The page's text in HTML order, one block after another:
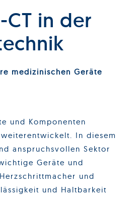
CT in der
medizinischen Geräte
und Komponenten
In diesem
anspruchsvollen Sektor
Geräte und
und
und Haltbarkeit